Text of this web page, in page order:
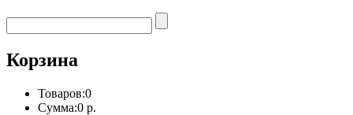
Корзина
Товаров:0
Сумма:0 р.